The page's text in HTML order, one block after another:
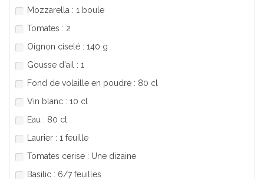
Mozzarella : 1 boule
Tomates : 2
Oignon ciselé : 140 g
Gousse d'ail : 1
Fond de volaille en poudre : 80 cl
Vin blanc : 10 cl
Eau : 80 cl
Laurier : 1 feuille
Tomates cerise : Une dizaine
Basilic : 6/7 feuilles